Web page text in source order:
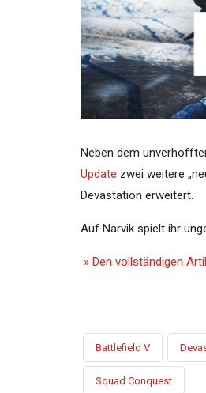
Neben dem
Update zwei weitere
Devastation erweitert.
Auf Narvik spielt ihr
» Den vollständigen
Battlefield V
Squad Conquest